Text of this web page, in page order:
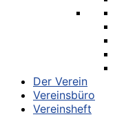
Der Verein
Vereinsbüro
Vereinsheft